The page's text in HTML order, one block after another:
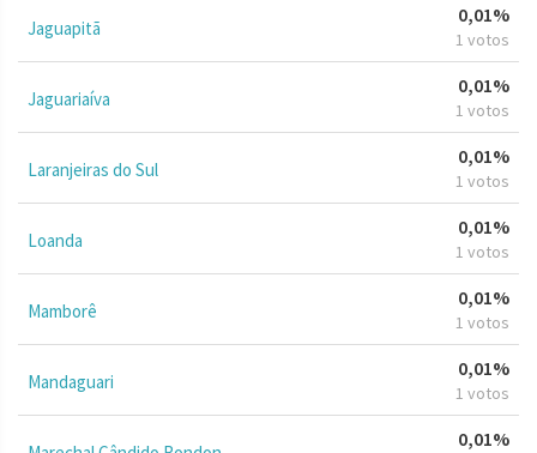
Jaguapitã
0,01%
1 votos
Jaguariaíva
0,01%
1 votos
Laranjeiras do Sul
0,01%
1 votos
Loanda
0,01%
1 votos
Mamborê
0,01%
1 votos
Mandaguari
0,01%
1 votos
0,01%